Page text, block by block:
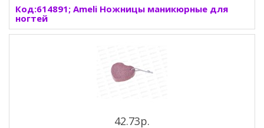
Код:614891; Ameli Ножницы маникюрные для
ногтей
42.73р.